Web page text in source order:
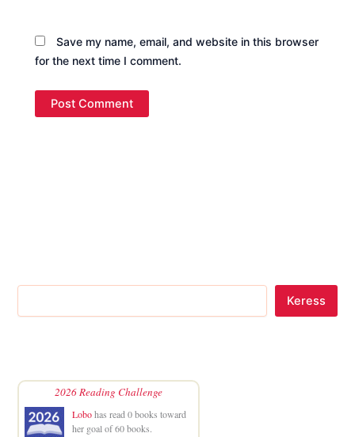
Save my name, email, and website in this browser
for the next time I comment.
Keress
2026 Reading Challenge
Lobohas read 0 books toward
her goal of 60 books.